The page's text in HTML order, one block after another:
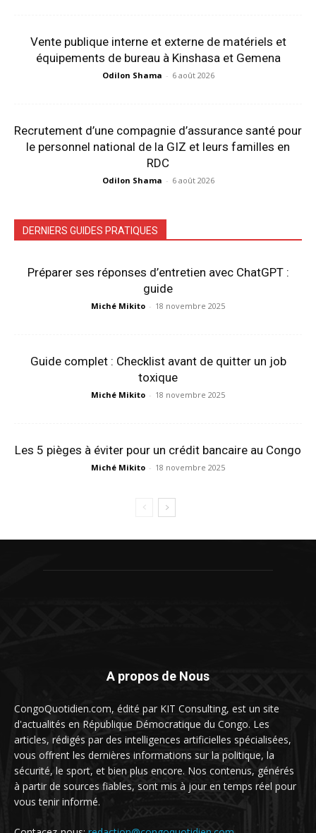
Vente publique interne et externe de matériels et
équipements de bureau à Kinshasa et Gemena
Odilon Shama - 6 août 2026
Recrutement d’une compagnie d’assurance santé pour
le personnel national de la GIZ et leurs familles en
RDC
Odilon Shama - 6 août 2026
DERNIERS GUIDES PRATIQUES
Préparer ses réponses d’entretien avec ChatGPT :
guide
Miché Mikito - 18 novembre 2025
Guide complet : Checklist avant de quitter un job
toxique
Miché Mikito - 18 novembre 2025
Les 5 pièges à éviter pour un crédit bancaire au Congo
Miché Mikito - 18 novembre 2025
A propos de Nous
CongoQuotidien.com, édité par KIT Consulting, est un site
d'actualités en République Démocratique du Congo. Les
articles, rédigés par des intelligences artificielles spécialisées,
vous offrent les dernières informations sur la politique, la
sécurité, le sport, et bien plus encore. Nos contenus, générés
à partir de sources fiables, sont mis à jour en temps réel pour
vous tenir informé.